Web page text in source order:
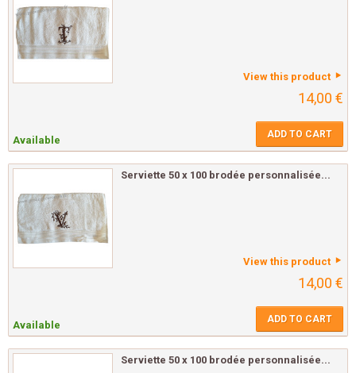
View this product
14,00 €
Available ADD TO CART
Serviette 50 x 100 brodée personnalisée...
View this product
14,00 €
Available ADD TO CART
Serviette 50 x 100 brodée personnalisée...